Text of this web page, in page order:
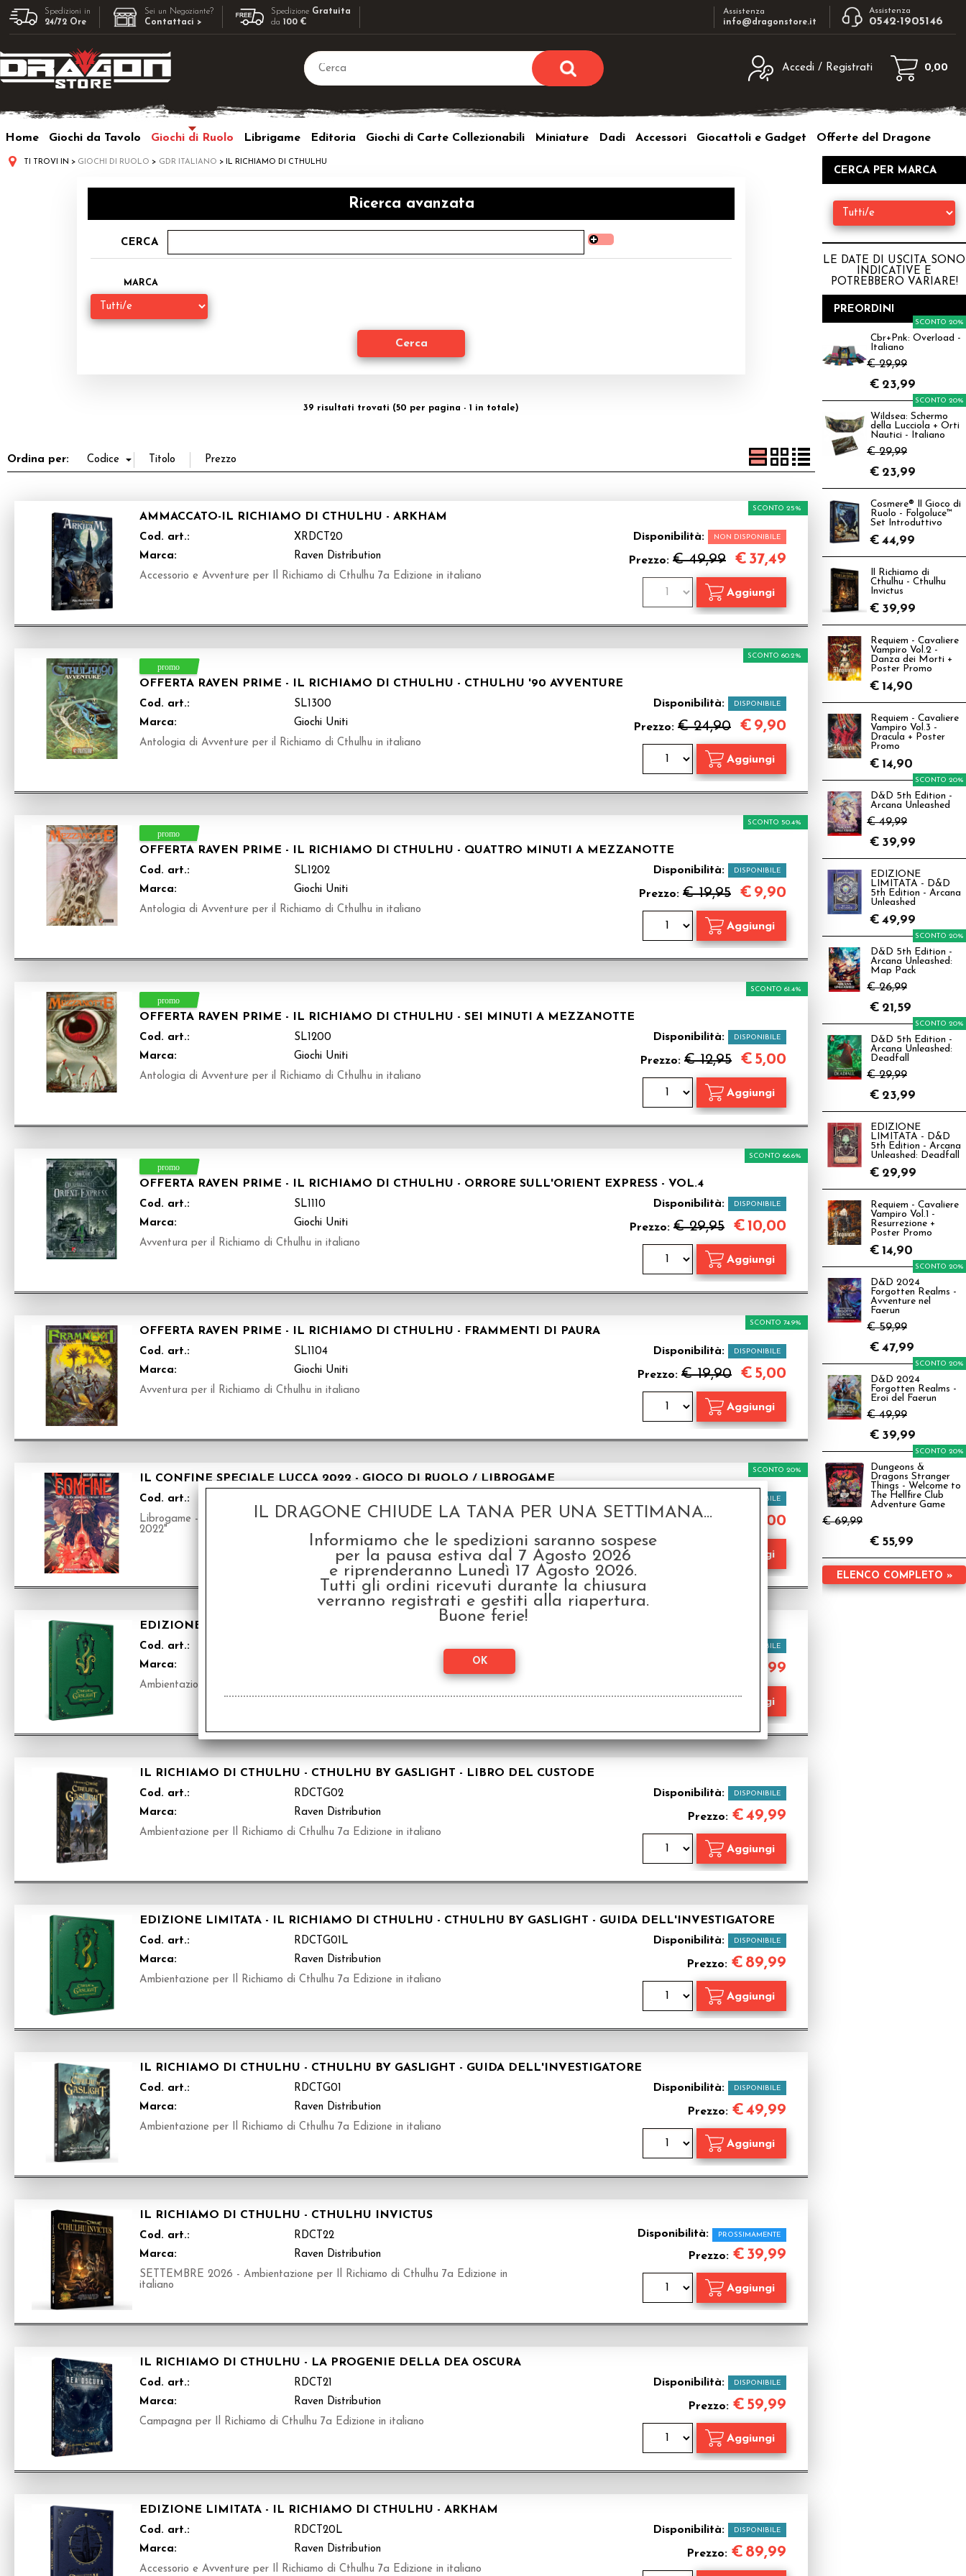
Spedizioni in
24/72 Ore
Sei un Negoziante?
Contattaci >
Spedizione Gratuita
da100 €
Assistenza
info@dragonstore.it
Assistenza
0542-1905146
Accedi / Registrati
utente e la password e poi clicca sul
sito clicca sul pulsante "Registrati"
0,00
Home Giochi da Tavolo Giochi di Ruolo Librigame Editoria Giochi di Carte Collezionabili Miniature Dadi Accessori Giocattoli e Gadget Offerte del Dragone
TI TROVI IN GIOCHI DI RUOLO GDR ITALIANO IL RICHIAMO DI CTHULHU
Ricerca avanzata
CERCA
MARCA
39 risultati trovati (50 per pagina - 1 in totale)
Ordina per:
AMMACCATO-IL RICHIAMO DI CTHULHU - ARKHAM
Cod. art.:
XRDCT20
Marca:
Raven Distribution
Accessorio e Avventure per Il Richiamo di Cthulhu 7a Edizione in italiano
Disponibilità: NON DISPONIBILE
Prezzo: € 49,99
SCONTO 25%
€ 37,49
OFFERTA RAVEN PRIME - IL RICHIAMO DI CTHULHU - CTHULHU '90 AVVENTURE
Cod. art.:
SL1300
Marca:
Giochi Uniti
Antologia di Avventure per il Richiamo di Cthulhu in italiano
Disponibilità: DISPONIBILE
Prezzo: € 24,90
SCONTO 60.2%
€ 9,90
OFFERTA RAVEN PRIME - IL RICHIAMO DI CTHULHU - QUATTRO MINUTI A MEZZANOTTE
Cod. art.:
SL1202
Marca:
Giochi Uniti
Antologia di Avventure per il Richiamo di Cthulhu in italiano
Disponibilità: DISPONIBILE
Prezzo: € 19,95
SCONTO 50.4%
€ 9,90
OFFERTA RAVEN PRIME - IL RICHIAMO DI CTHULHU - SEI MINUTI A MEZZANOTTE
Cod. art.:
SL1200
Marca:
Giochi Uniti
Antologia di Avventure per il Richiamo di Cthulhu in italiano
Disponibilità: DISPONIBILE
Prezzo: € 12,95
SCONTO 61.4%
€ 5,00
OFFERTA RAVEN PRIME - IL RICHIAMO DI CTHULHU - ORRORE SULL'ORIENT EXPRESS - VOL.4
Cod. art.:
SL1110
Marca:
Giochi Uniti
Avventura per il Richiamo di Cthulhu in italiano
Disponibilità: DISPONIBILE
Prezzo: € 29,95
SCONTO 66.6%
€10,00
OFFERTA RAVEN PRIME - IL RICHIAMO DI CTHULHU - FRAMMENTI DI PAURA
Cod. art.:
SL1104
Marca:
Giochi Uniti
Avventura per il Richiamo di Cthulhu in italiano
Disponibilità: DISPONIBILE
Prezzo: € 19,90
SCONTO 74.9%
€ 5,00
IL CONFINE SPECIALE LUCCA 2022 - GIOCO DI RUOLO / LIBROGAME
Cod. art.:
Librogame - Serie IL CONFINE - Edizione "Prima Stampa Esclusiva Lucca
2022"
DISPONIBILE
€ 25,00
SCONTO 20%
20,00
EDIZIONE LIMITATA - IL RICHIAMO DI CTHULHU - CTHULHU BY GASLIGHT - LIBRO DEL CUSTODE
Cod. art.:
Marca:
Ambientazione per Il Richiamo di Cthulhu 7a Edizione in italiano
DISPONIBILE
89,99
IL RICHIAMO DI CTHULHU - CTHULHU BY GASLIGHT - LIBRO DEL CUSTODE
Cod. art.:
RDCTG02
Marca:
Raven Distribution
Ambientazione per Il Richiamo di Cthulhu 7a Edizione in italiano
Disponibilità: DISPONIBILE
Prezzo: €49,99
EDIZIONE LIMITATA - IL RICHIAMO DI CTHULHU - CTHULHU BY GASLIGHT - GUIDA DELL'INVESTIGATORE
Cod. art.:
RDCTG01L
Marca:
Raven Distribution
Ambientazione per Il Richiamo di Cthulhu 7a Edizione in italiano
Disponibilità: DISPONIBILE
Prezzo: € 89,99
IL RICHIAMO DI CTHULHU - CTHULHU BY GASLIGHT - GUIDA DELL'INVESTIGATORE
Cod. art.:
RDCTG01
Marca:
Raven Distribution
Ambientazione per Il Richiamo di Cthulhu 7a Edizione in italiano
Disponibilità: DISPONIBILE
Prezzo: €49,99
IL RICHIAMO DI CTHULHU - CTHULHU INVICTUS
Cod. art.:
RDCT22
Marca:
Raven Distribution
SETTEMBRE 2026 - Ambientazione per Il Richiamo di Cthulhu 7a Edizione in
italiano
Disponibilità: PROSSIMAMENTE
Prezzo: € 39,99
IL RICHIAMO DI CTHULHU - LA PROGENIE DELLA DEA OSCURA
Cod. art.:
RDCT21
Marca:
Raven Distribution
Campagna per Il Richiamo di Cthulhu 7a Edizione in italiano
Disponibilità: DISPONIBILE
Prezzo: € 59,99
EDIZIONE LIMITATA - IL RICHIAMO DI CTHULHU - ARKHAM
Cod. art.:
RDCT20L
Marca:
Raven Distribution
Accessorio e Avventure per Il Richiamo di Cthulhu 7a Edizione in italiano
Disponibilità: DISPONIBILE
Prezzo: € 89,99
CERCA PER MARCA
LE DATE DI USCITA SONO
INDICATIVE E
POTREBBERO VARIARE!
PREORDINI
Cbr+Pnk: Overload -
Italiano
€ 29,99
SCONTO 20%
€ 23,99
Wildsea: Schermo
della Lucciola + Orti
Nautici - Italiano
€ 29,99
SCONTO 20%
€ 23,99
Cosmere® Il Gioco di
Ruolo - Folgoluce™
Set Introduttivo
€ 44,99
Il Richiamo di
Cthulhu - Cthulhu
Invictus
€ 39,99
Requiem - Cavaliere
Vampiro Vol.2 -
Danza dei Morti +
Poster Promo
€ 14,90
Requiem - Cavaliere
Vampiro Vol.3 -
Dracula + Poster
Promo
€ 14,90
D&D 5th Edition -
Arcana Unleashed
€ 49,99
SCONTO 20%
€ 39,99
EDIZIONE
LIMITATA - D&D
5th Edition - Arcana
Unleashed
€ 49,99
D&D 5th Edition -
Arcana Unleashed:
Map Pack
€ 26,99
SCONTO 20%
€ 21,59
D&D 5th Edition -
Arcana Unleashed:
Deadfall
€ 29,99
SCONTO 20%
€ 23,99
EDIZIONE
LIMITATA - D&D
5th Edition - Arcana
Unleashed: Deadfall
€ 29,99
Requiem - Cavaliere
Vampiro Vol.1 -
Resurrezione +
Poster Promo
€ 14,90
D&D 2024
Forgotten Realms -
Avventure nel
Faerun
€ 59,99
SCONTO 20%
€ 47,99
D&D 2024
Forgotten Realms -
Eroi del Faerun
€ 49,99
SCONTO 20%
€ 39,99
Dungeons &
Dragons Stranger
Things - Welcome to
The Hellfire Club
Adventure Game
€ 69,99
SCONTO 20%
€ 55,99
ELENCO COMPLETO »
IL DRAGONE CHIUDE LA TANA PER UNA SETTIMANA...
Informiamo che le spedizioni saranno sospese
per la pausa estiva dal 7 Agosto 2026
e riprenderanno Lunedì 17 Agosto 2026.
Tutti gli ordini ricevuti durante la chiusura
verranno registrati e gestiti alla riapertura.
Buone ferie!